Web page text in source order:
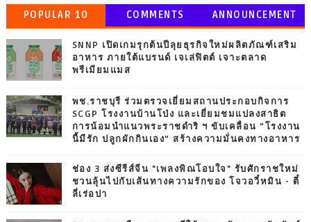
POPULAR 10 COMMENTS ANNOUNCEMENT
SNNP เปิดเกมรุกต้นปีลุยธุรกิจใหม่ผลิตภัณฑ์เสริม
อาหาร ภายใต้แบรนด์ เจเล่ฟิตต์ เจาะตลาด
พรีเมียมแมส
พช.ราชบุรี ร่วมตรวจเยี่ยมสถานประกอบกิจการ
SCGP โรงงานบ้านโป่ง และเยี่ยมชมแปลงสาธิต
การน้อมนำแนวพระราชดำริ ฯ ขับเคลื่อน “โรงงาน
นี้มีรัก ปลูกผักกินเอง” สร้างความมั่นคงทางอาหาร
ช่อง 3 ส่งซีรีส์จีน "เพลงพิณโอบใจ" รับศักราชใหม่
ชวนลุ้นไปกับเส้นทางความรักของ โจวอวี๋หมิน - ตี๋
ลี่เร่อปา